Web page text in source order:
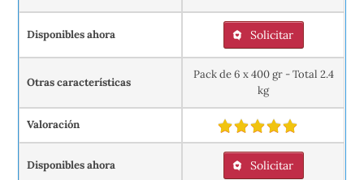
Disponibles ahora Solicitar
Otras características
Pack de 6 x 400 gr - Total 2.4
kg
Valoración
Disponibles ahora Solicitar